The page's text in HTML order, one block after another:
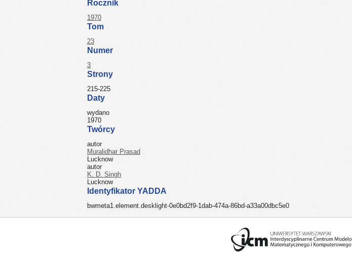
Rocznik
1970
Tom
23
Numer
3
Strony
215-225
Daty
wydano
1970
Twórcy
autor
Muralidhar Prasad
Lucknow
autor
K. D. Singh
Lucknow
Identyfikator YADDA
bwmeta1.element.desklight-0e0bd2f9-1dab-474a-86bd-a33a00dbc5e0